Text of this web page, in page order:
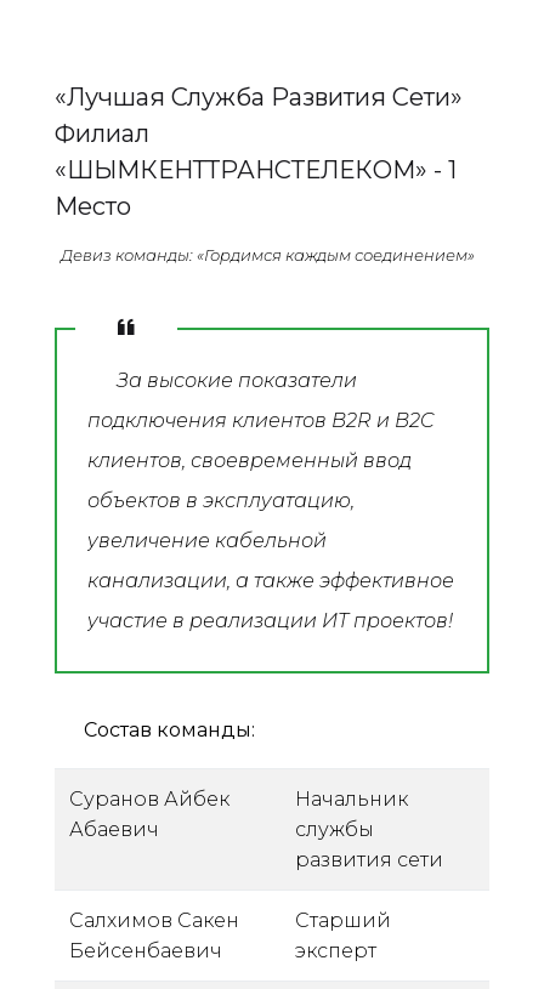
«Лучшая Служба Развития Сети»
Филиал
«ШЫМКЕНТТРАНСТЕЛЕКОМ» - 1
Место
Девиз команды: «Гордимся каждым соединением»
За высокие показатели
подключения клиентов B2R и B2C
клиентов, своевременный ввод
объектов в эксплуатацию,
увеличение кабельной
канализации, а также эффективное
участие в реализации ИТ проектов!
Состав команды:
Суранов Айбек
Абаевич
Начальник
службы
развития сети
Салхимов Сакен
Бейсенбаевич
Старший
эксперт